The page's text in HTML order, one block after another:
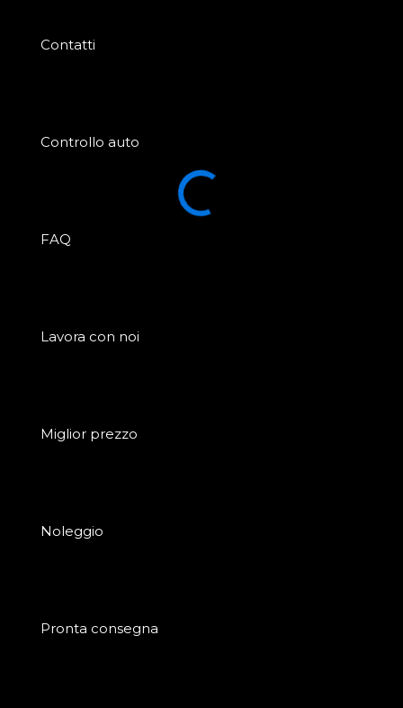
Contatti
Controllo auto
FAQ
Lavora con noi
Miglior prezzo
Noleggio
Pronta consegna